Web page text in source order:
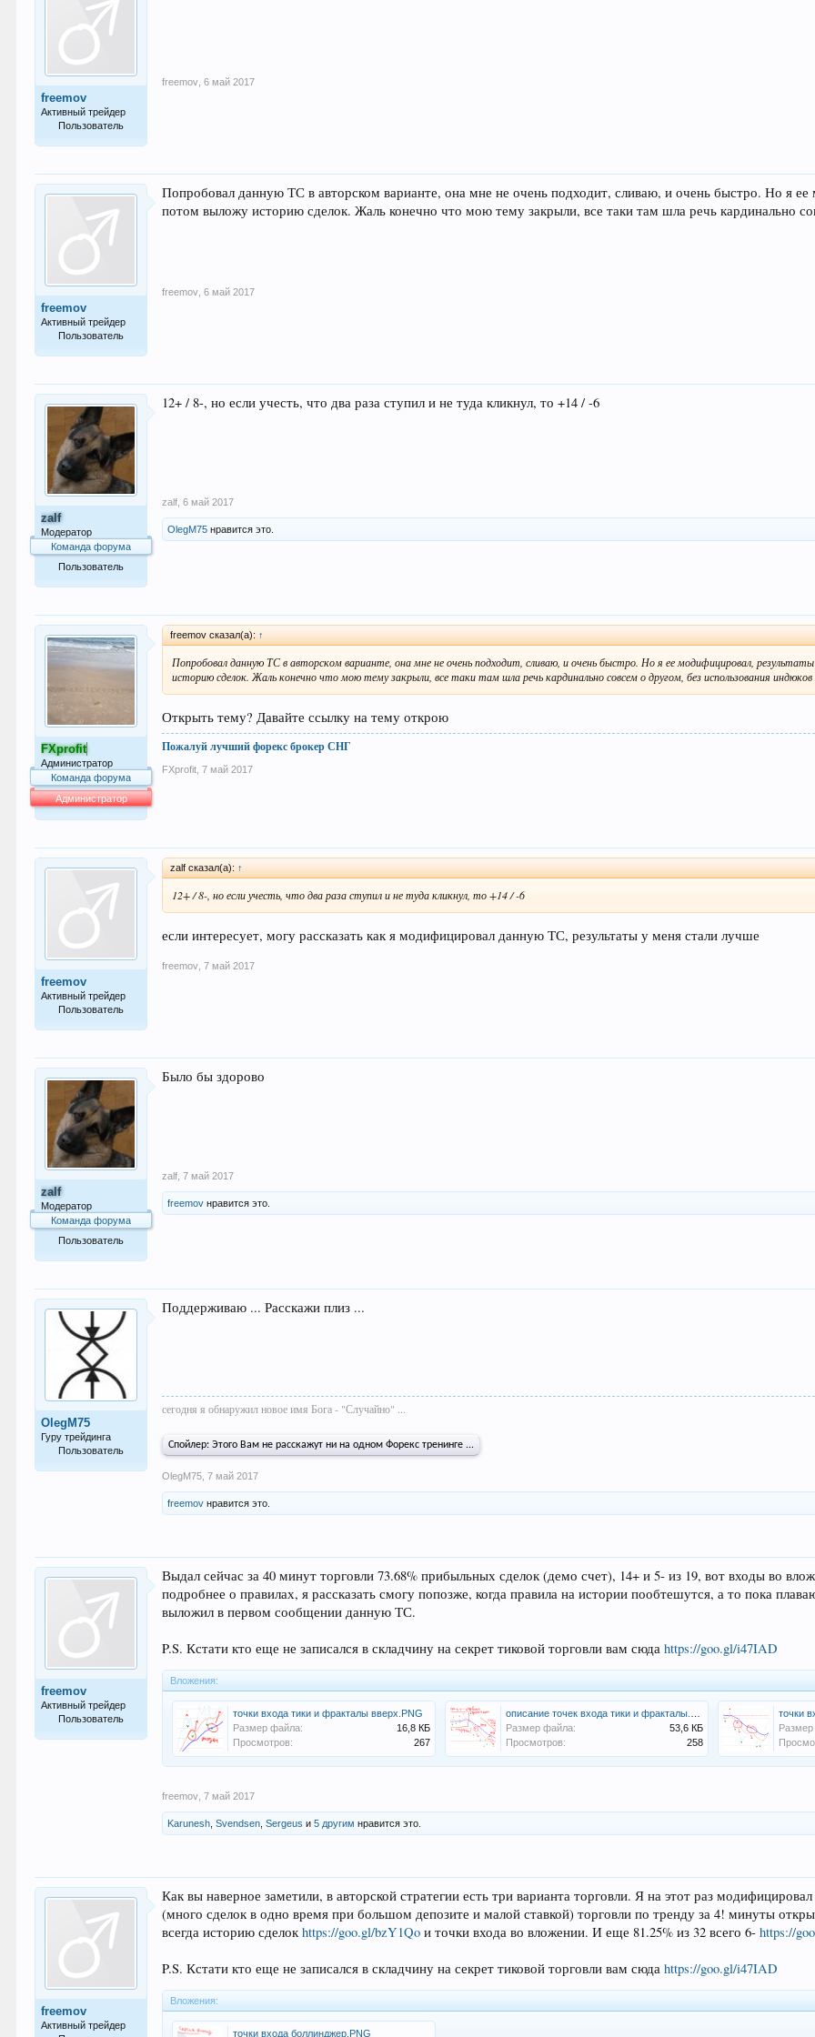
freemov
Активный трейдер
Пользователь
freemov 6 май 2017
freemov
Активный трейдер
Пользователь
Попробовал данную ТС в авторском варианте, она мне не очень подходит, сливаю, и очень быстро. Но я
потом выложу историю сделок. Жаль конечно что мою тему закрыли, все таки там шла речь кардинально
freemov 6 май 2017
zalf
Модератор
Команда форума
Пользователь
12+ / 8-, но если учесть, что два раза ступил и не туда кликнул, то +14 / -6
zalf 6 май 2017
OlegM75 нравится это.
FXprofit
Администратор
Команда форума
Администратор
freemov сказал(а): ↑
Попробовал данную ТС в авторском варианте, она мне не очень подходит, сливаю, и очень быстро. Но я ее модифицировал,
историю сделок. Жаль конечно что мою тему закрыли, все таки там шла речь кардинально совсем о другом, без использования индюков
Открыть тему? Давайте ссылку на тему открою
Пожалуй лучший форекс брокер СНГ
FXprofit 7 май 2017
freemov
Активный трейдер
Пользователь
zalf сказал(а): ↑
12+ / 8-, но если учесть, что два раза ступил и не туда кликнул, то +14 / -6
если интересует, могу рассказать как я модифицировал данную ТС, результаты у меня стали лучше
freemov 7 май 2017
zalf
Модератор
Команда форума
Пользователь
Было бы здорово
zalf 7 май 2017
freemov нравится это.
OlegM75
Гуру трейдинга
Пользователь
Поддерживаю ... Расскажи плиз ...
сегодня я обнаружил новое имя Бога - "Случайно" ...
Спойлер:Этого Вам не расскажут ни на одном Форекс тренинге ...
OlegM75 7 май 2017
freemov нравится это.
freemov
Активный трейдер
Пользователь
Выдал сейчас за 40 минут торговли 73.68% прибыльных сделок (демо счет), 14+ и 5- из 19, вот входы во
подробнее о правилах, я рассказать смогу попозже, когда правила на истории пообтешутся, а то пока
выложил в первом сообщении данную ТС.
P.S. Кстати кто еще не записался в складчину на секрет тиковой торговли вам сюдаhttps://goo.gl/i47IAD
Вложения:
точки входа тики и фракталы вверх.PNG
Размер файла:
16,8 КБ
Просмотров:
267
Размер файла:
53,6 КБ
Просмотров:
258
точки
freemov 7 май 2017
Karunesh ,Svendsen ,Sergeus и5 другим нравится это.
freemov
Активный трейдер
Как вы наверное заметили, в авторской стратегии есть три варианта торговли. Я на этот раз
(много сделок в одно время при большом депозите и малой ставкой) торговли по тренду за 4! минуты
всегда историю сделокhttps://goo.gl/bzY1Qo и точки входа во вложении. И еще 81.25% из 32 всего 6-https://
P.S. Кстати кто еще не записался в складчину на секрет тиковой торговли вам сюдаhttps://goo.gl/i47IAD
Вложения:
точки входа боллинджер.PNG